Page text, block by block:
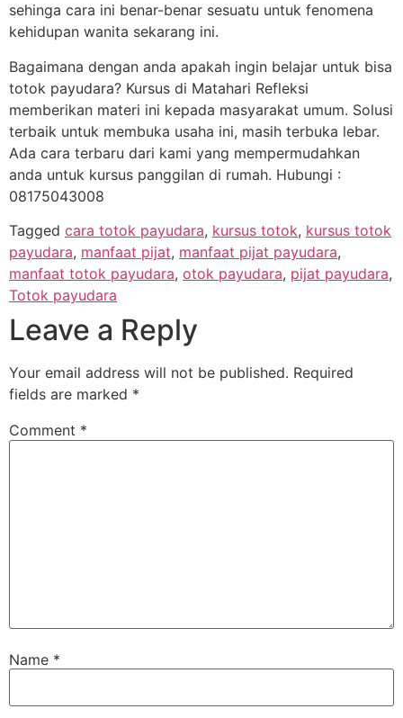
sehinga cara ini benar-benar sesuatu untuk fenomena
kehidupan wanita sekarang ini.
Bagaimana dengan anda apakah ingin belajar untuk bisa
totok payudara? Kursus di Matahari Refleksi
memberikan materi ini kepada masyarakat umum. Solusi
terbaik untuk membuka usaha ini, masih terbuka lebar.
Ada cara terbaru dari kami yang mempermudahkan
anda untuk kursus panggilan di rumah. Hubungi :
08175043008
Tagged cara totok payudara, kursus totok, kursus totok
payudara, manfaat pijat, manfaat pijat payudara,
manfaat totok payudara, otok payudara, pijat payudara,
Totok payudara
Leave a Reply
Your email address will not be published. Required
fields are marked *
Comment *
Name *